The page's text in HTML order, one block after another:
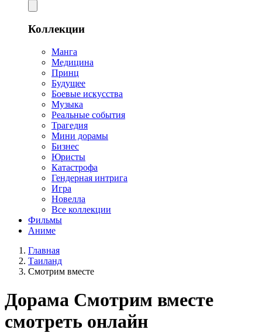
Коллекции
Манга
Медицина
Принц
Будущее
Боевые искусства
Музыка
Реальные события
Трагедия
Мини дорамы
Бизнес
Юристы
Катастрофа
Гендерная интрига
Игра
Новелла
Все коллекции
Фильмы
Аниме
Главная
Таиланд
Смотрим вместе
Дорама Смотрим вместе
смотреть онлайн